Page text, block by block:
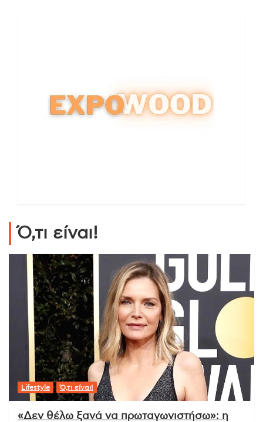
Ό,τι είναι!
Lifestyle Ό,τι είναι!
«Δεν θέλω ξανά να πρωταγωνιστήσω»: η